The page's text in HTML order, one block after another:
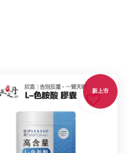
新上市